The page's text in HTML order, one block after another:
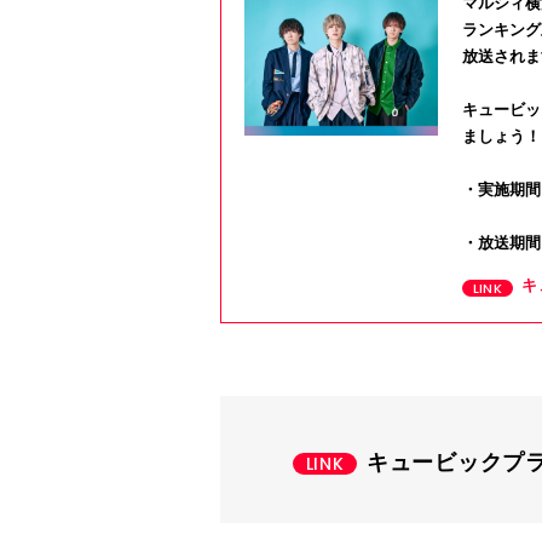
ランキン
放送され
キュービ
ましょう！
・実施期
・放送期
キュービックプ